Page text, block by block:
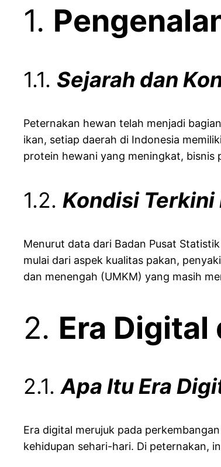
1.
1.1. Sejarah dan
Peternakan hewan telah menjadi
ikan, setiap daerah di Indonesia
protein hewani yang meningkat, bisnis
1.2. Kondisi
Menurut data dari Badan Pusat
mulai dari aspek kualitas pakan,
dan menengah (UMKM) yang masih
2. Era
2.1.Apa Itu Era
Era digital merujuk pada
kehidupan sehari-hari. Di peternakan,